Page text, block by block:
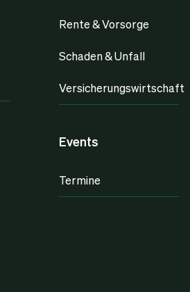
Rente & Vorsorge
Schaden & Unfall
Versicherungswirtschaft
Events
Termine